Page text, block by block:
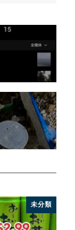
未分類